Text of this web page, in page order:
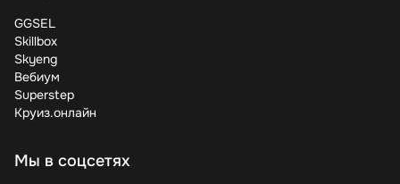
GGSEL
Skillbox
Skyeng
Вебиум
Superstep
Круиз.онлайн
Мы в соцсетях